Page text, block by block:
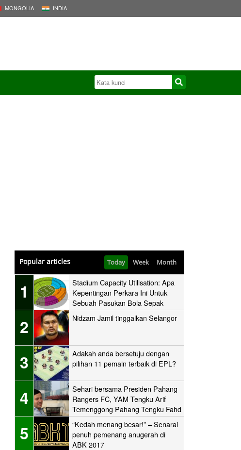
MONGOLIA INDIA
Popular articles Today Week Month
1
Stadium Capacity Utilisation: Apa
Kepentingan Perkara Ini Untuk
Sebuah Pasukan Bola Sepak
2 Nidzam Jamil tinggalkan Selangor
3
Adakah anda bersetuju dengan
pilihan 11 pemain terbaik di EPL?
4
Sehari bersama Presiden Pahang
Rangers FC, YAM Tengku Arif
Temenggong Pahang Tengku Fahd
Mua’adzam Shah Ibni Sultan Haji
Ahmad Shah
5
“Kedah menang besar!” – Senarai
penuh pemenang anugerah di
ABK 2017